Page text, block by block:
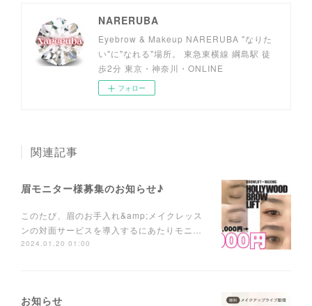
NARERUBA
Eyebrow & Makeup NARERUBA "なりた
い"に"なれる"場所。 東急東横線 綱島駅 徒
歩2分 東京・神奈川・ONLINE
フォロー
関連記事
眉モニター様募集のお知らせ♪
このたび、眉のお手入れ&amp;メイクレッス
ンの対面サービスを導入するにあたりモニ…
2024.01.20 01:00
お知らせ